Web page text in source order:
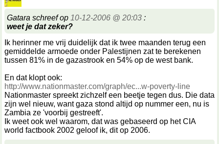
Gatara schreef op 10-12-2006 @ 20:03 :
weet je dat zeker?
Ik herinner me vrij duidelijk dat ik twee maanden terug een
gemiddelde armoede onder Palestijnen zat te berekenen
tussen 81% in de gazastrook en 54% op de west bank.
En dat klopt ook:
http://www.nationmaster.com/graph/ec...w-poverty-line
Nationmaster spreekt zichzelf een beetje tegen dus. Die data
zijn wel nieuw, want gaza stond altijd op nummer een, nu is
Zambia ze 'voorbij gestreeft'.
Ik weet ook wel waarom, dat was gebaseerd op het CIA
world factbook 2002 geloof ik, dit op 2006.